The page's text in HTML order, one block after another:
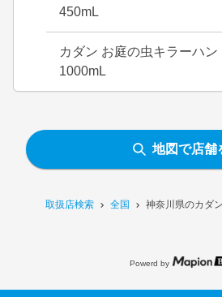
取扱店検索 全国 神奈川県のカダ
450mL
カダン お庭の虫キラーハン
1000mL
地図で店舗
Powerd by